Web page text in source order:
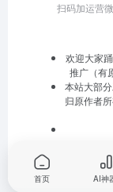
扫码加运营
欢迎大家
推广（有
本站大部
归原作者
首页 AI神